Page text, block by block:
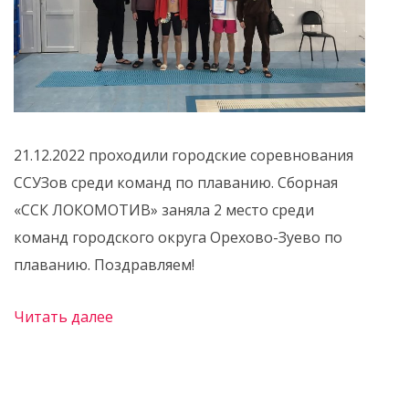
21.12.2022 проходили городские соревнования
ССУЗов среди команд по плаванию. Сборная
«ССК ЛОКОМОТИВ» заняла 2 место среди
команд городского округа Орехово-Зуево по
плаванию. Поздравляем!
Читать далее